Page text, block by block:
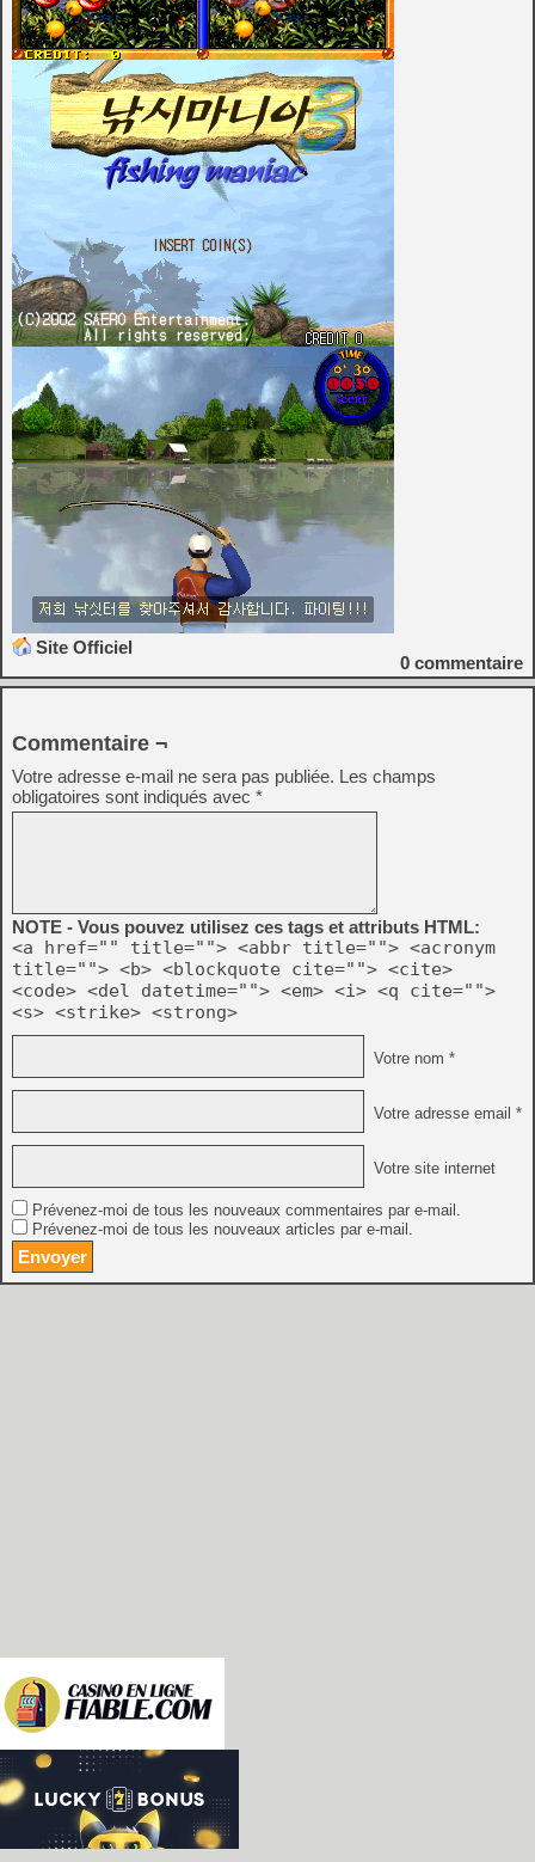
Site Officiel
0 commentaire
Commentaire ¬
Votre adresse e-mail ne sera pas publiée. Les champs
obligatoires sont indiqués avec *
NOTE - Vous pouvez utilisez ces tags et attributs HTML:
<a href="" title=""> <abbr title=""> <acronym
title=""> <b> <blockquote cite=""> <cite>
<code> <del datetime=""> <em> <i> <q cite="">
<s> <strike> <strong>
Votre nom *
Votre adresse email *
Votre site internet
Prévenez-moi de tous les nouveaux commentaires par e-mail.
Prévenez-moi de tous les nouveaux articles par e-mail.